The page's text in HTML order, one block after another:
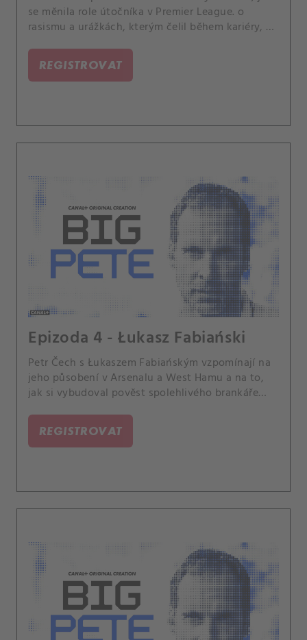
se měnila role útočníka v Premier League. o
rasismu a urážkách, kterým čelil během kariéry, a
REGISTROVAT
Epizoda 4 - Łukasz Fabiański
Petr Čech s Łukaszem Fabiańským vzpomínají na
jeho působení v Arsenalu a West Hamu a na to,
jak si vybudoval pověst spolehlivého brankáře
profesionální hráč připravuje na závěr kariéry – co
řeší, čeho se obává a jak si plánuje život po
fotbale.
REGISTROVAT